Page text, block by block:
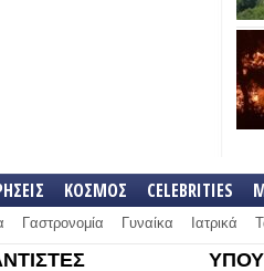
ΚΟΣΜΟΣ CELEBRITIES
Γαστρονομία Γυναίκα Ιατρικά